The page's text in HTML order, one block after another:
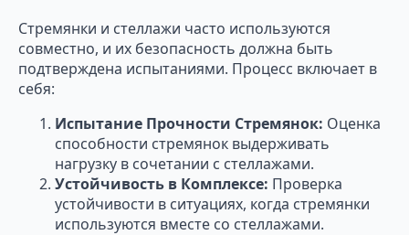
Стремянки и стеллажи часто используются
совместно, и их безопасность должна быть
подтверждена испытаниями. Процесс включает в
себя:
Испытание Прочности Стремянок: Оценка
способности стремянок выдерживать
нагрузку в сочетании с стеллажами.
Устойчивость в Комплексе: Проверка
устойчивости в ситуациях, когда стремянки
используются вместе со стеллажами.